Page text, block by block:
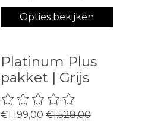
Opties bekijken
Platinum Plus
pakket | Grijs
De beoordeling van dit
€1.199,00 €1.528,00